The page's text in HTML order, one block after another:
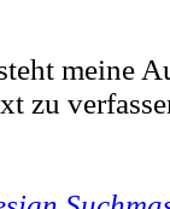
meine
zu